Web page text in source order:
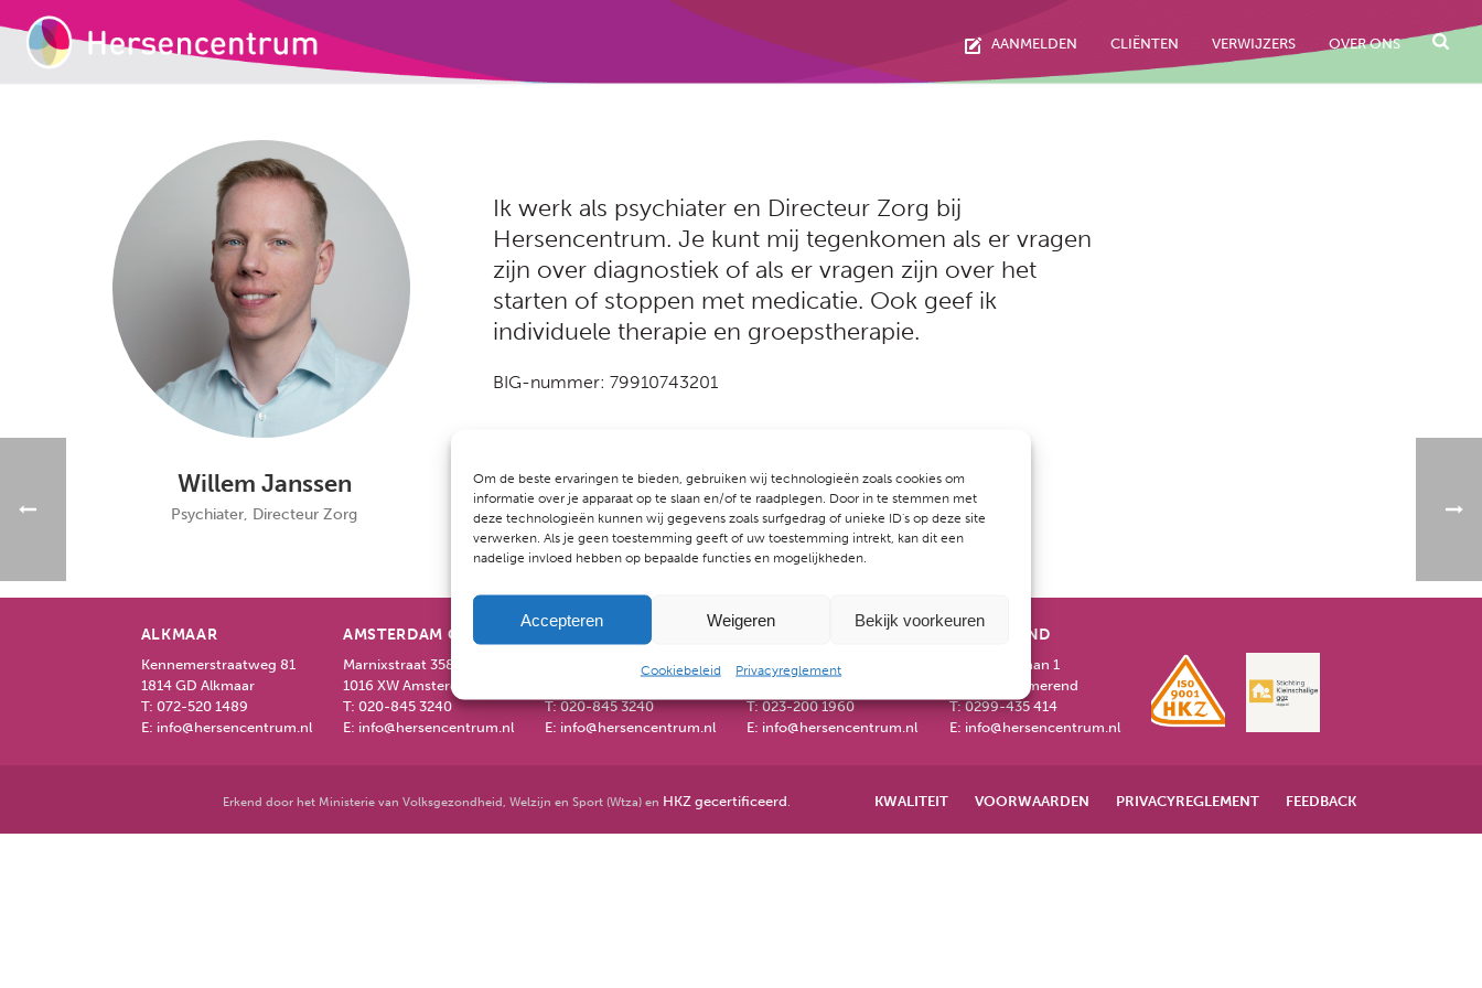
Om de beste ervaringen te bieden, gebruiken wij technologieën zoals cookies om
informatie over je apparaat op te slaan en/of te raadplegen. Door in te stemmen met
deze technologieën kunnen wij gegevens zoals surfgedrag of unieke ID's op deze site
verwerken. Als je geen toestemming geeft of uw toestemming intrekt, kan dit een
nadelige invloed hebben op bepaalde functies en mogelijkheden.
Accepteren Weigeren Bekijk voorkeuren
Cookiebeleid Privacyreglement
AANMELDEN CLIËNTEN VERWIJZERS OVER ONS
Willem Janssen
Psychiater, Directeur Zorg
Ik werk als psychiater en Directeur Zorg bij
Hersencentrum. Je kunt mij tegenkomen als er vragen
zijn over diagnostiek of als er vragen zijn over het
starten of stoppen met medicatie. Ook geef ik
individuele therapie en groepstherapie.
BIG-nummer: 79910743201
ALKMAAR
Kennemerstraatweg 81
1814 GD Alkmaar
T: 072-520 1489
E: info@hersencentrum.nl
AMSTERDAM CENTRUM
Marnixstraat 358
1016 XW Amsterdam
T: 020-845 3240
E: info@hersencentrum.nl
AMSTERDAM-OOST
Mauritskade 22D
T:020-845 3240
E: info@hersencentrum.nl
Jansweg 27-29
T:023-200 1960
E: info@hersencentrum.nl
PURMEREND
Wilhelminalaan 1
1441 EK Purmerend
T:0299-435 414
E: info@hersencentrum.nl
Erkend door het Ministerie van Volksgezondheid, Welzijn en Sport (Wtza) en HKZ gecertificeerd. KWALITEIT VOORWAARDEN PRIVACYREGLEMENT FEEDBACK